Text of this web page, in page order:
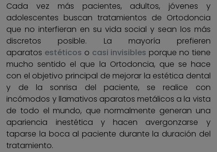
Cada vez más pacientes, adultos, jóvenes y
adolescentes buscan tratamientos de Ortodoncia
que no interfieran en su vida social y sean los más
discretos posible. La mayoría prefieren
aparatos estéticos o casi invisibles porque no tiene
mucho sentido el que la Ortodoncia, que se hace
con el objetivo principal de mejorar la estética dental
y de la sonrisa del paciente, se realice con
incómodos y llamativos aparatos metálicos a la vista
de todo el mundo, que normalmente generan una
apariencia inestética y hacen avergonzarse y
taparse la boca al paciente durante la duración del
tratamiento.